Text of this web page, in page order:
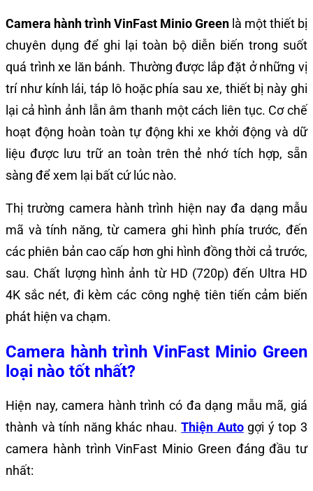
Camera hành trình VinFast Minio Green là một thiết bị
chuyên dụng để ghi lại toàn bộ diễn biến trong suốt
quá trình xe lăn bánh. Thường được lắp đặt ở những vị
trí như kính lái, táp lô hoặc phía sau xe, thiết bị này ghi
lại cả hình ảnh lẫn âm thanh một cách liên tục. Cơ chế
hoạt động hoàn toàn tự động khi xe khởi động và dữ
liệu được lưu trữ an toàn trên thẻ nhớ tích hợp, sẵn
sàng để xem lại bất cứ lúc nào.
Thị trường camera hành trình hiện nay đa dạng mẫu
mã và tính năng, từ camera ghi hình phía trước, đến
các phiên bản cao cấp hơn ghi hình đồng thời cả trước,
sau. Chất lượng hình ảnh từ HD (720p) đến Ultra HD
4K sắc nét, đi kèm các công nghệ tiên tiến cảm biến
phát hiện va chạm.
Camera hành trình VinFast Minio Green
loại nào tốt nhất?
Hiện nay, camera hành trình có đa dạng mẫu mã, giá
thành và tính năng khác nhau.Thiện Autogợi ý top 3
camera hành trình VinFast Minio Green đáng đầu tư
nhất: